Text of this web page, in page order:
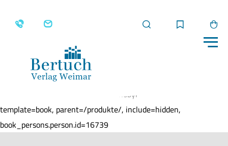
Merkliste
Home Produkte
Tschernobyl
template=book, parent=/produkte/, include=hidden,
book_persons.person.id=16739